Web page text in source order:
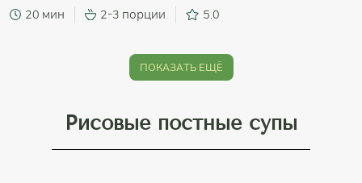
20 мин 2-3 порции 5.0
ПОКАЗАТЬ ЕЩЁ
Рисовые постные супы